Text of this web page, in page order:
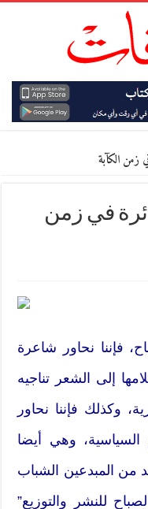
زمن الكآبة
في زمن
فإننا نحاور شاعرة
إلى الشعر تناجيه
فإننا نحاور
السياسية، وهي أيضا
من المبدعين الشباب
للنشر والتوزيع”